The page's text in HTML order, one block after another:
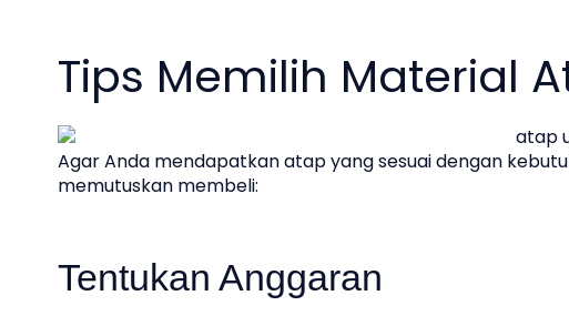
Tips Memilih Material
Agar Anda mendapatkan atap yang sesuai dengan
memutuskan membeli:
Tentukan Anggaran